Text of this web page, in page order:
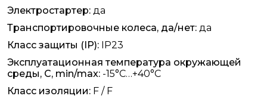
Электростартер: да
Транспортировочные колеса, да/нет: да
Класс защиты (IP): IP23
Эксплуатационная температура окружающей
среды, С, min/max: -15°С…+40°С
Класс изоляции: F / F